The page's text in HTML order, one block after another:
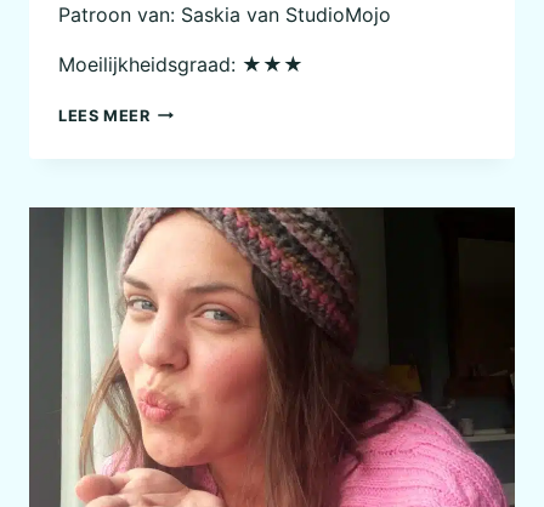
Patroon van: Saskia van StudioMojo
Moeilijkheidsgraad: ★★★
LEES MEERBISCORNU